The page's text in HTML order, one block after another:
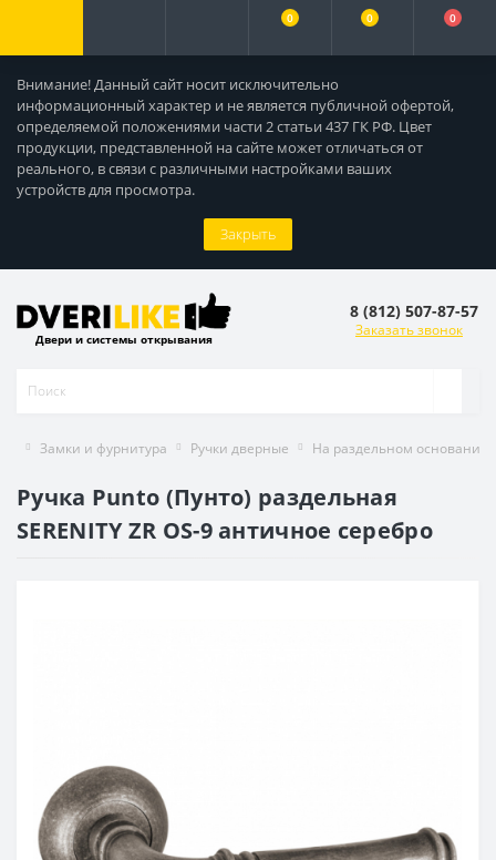
Внимание! Данный сайт носит исключительно
информационный характер и не является публичной офертой,
определяемой положениями части 2 статьи 437 ГК РФ. Цвет
продукции, представленной на сайте может отличаться от
реального, в связи с различными настройками ваших
устройств для просмотра.
Закрыть
0 0 0
Двери и системы открывания
8 (812) 507-87-57
Заказать звонок
Замки и фурнитура Ручки дверные На раздельном основании
Ручка Punto (Пунто) раздельная
SERENITY ZR OS-9 античное серебро